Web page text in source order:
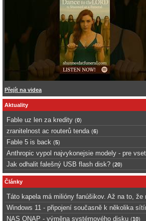
Přejít na videa
Aktuality
Fable uz len za kredity (0)
zranitelnost ac routerů tenda (6)
Fable 5 is back (5)
Anthropic vypol najvykonejsie modely - pre
Jak odhalit falešný USB flash disk? (20)
Články
Táto kapela má milióny fanúšikov. Až na to, že
Windows 11 - připojení současně k několika
NAS QNAP - výměna systémového disku (10)